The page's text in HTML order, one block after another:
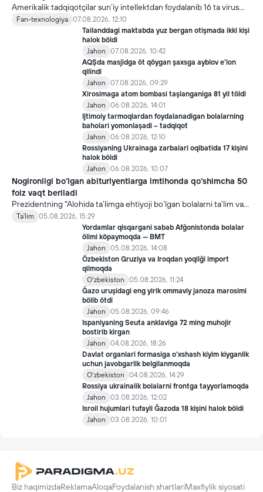
Amerikalik tadqiqotçilar sun’iy intellektdan foydalanib 16 ta virus
yaratdi. Bu kaşfiyot yangi yutuqlarga umid uyğotiş bilan birga,
undan notöğri maqsadda foydalaniliş borasidagi xavotirlarni ham
Fan-texnologiya 07.08.2026, 12:10
Tailanddagi maktabda yuz bergan otişmada ikki kişi
halok böldi
Jahon
07.08.2026, 10:42
AQŞda masjidga öt qöygan şaxsga ayblov e’lon
qilindi
Jahon
07.08.2026, 09:29
Xirosimaga atom bombasi taşlanganiga 81 yil töldi
Jahon
06.08.2026, 14:01
Ijtimoiy tarmoqlardan foydalanadigan bolalarning
baholari yomonlaşadi – tadqiqot
Jahon
06.08.2026, 12:10
Rossiyaning Ukrainaga zarbalari oqibatida 17 kişini
halok böldi
Jahon
06.08.2026, 10:07
Nogironligi bo‘lgan abituriyentlarga imtihonda qo‘shimcha 50
foiz vaqt beriladi
Prezidentning "Alohida ta’limga ehtiyoji bo‘lgan bolalarni ta’lim va
ijtimoiy xizmatlar bilan qamrab olish tizimini takomillashtirish
bo‘yicha qo‘shimcha chora-tadbirlar to‘g‘risida"gi qarori bilan
inklyuziv ta’lim sohasida qator yangi mexanizmlar joriy etilmoqda.
Ta'lim 05.08.2026, 15:29
Yordamlar qisqargani sabab Afğonistonda bolalar
ölimi köpaymoqda — BMT
Jahon
05.08.2026, 14:08
Özbekiston Gruziya va Iroqdan yoqilği import
qilmoqda
Oʻzbekiston
05.08.2026, 11:24
Ğazo uruşidagi eng yirik ommaviy janoza marosimi
bölib ötdi
Jahon
05.08.2026, 09:46
Ispaniyaning Seuta anklaviga 72 ming muhojir
bostirib kirgan
Jahon
04.08.2026, 18:26
Davlat organlari formasiga o‘xshash kiyim kiyganlik
uchun javobgarlik belgilanmoqda
Oʻzbekiston
04.08.2026, 14:29
Rossiya ukrainalik bolalarni frontga tayyorlamoqda
Jahon
03.08.2026, 12:02
Isroil hujumlari tufayli Ğazoda 18 kişini halok böldi
Jahon
03.08.2026, 10:01
Biz haqimizdaReklamaAloqaFoydalanish shartlariMaxfiylik siyosati